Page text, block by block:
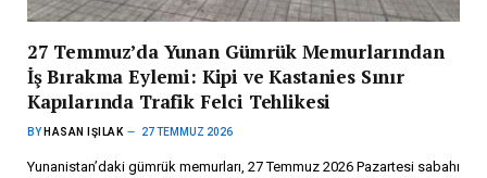
27 Temmuz’da Yunan Gümrük Memurlarından
İş Bırakma Eylemi: Kipi ve Kastanies Sınır
Kapılarında Trafik Felci Tehlikesi
BY HASAN IŞILAK 27 TEMMUZ 2026
Yunanistan’daki gümrük memurları, 27 Temmuz 2026 Pazartesi sabahı